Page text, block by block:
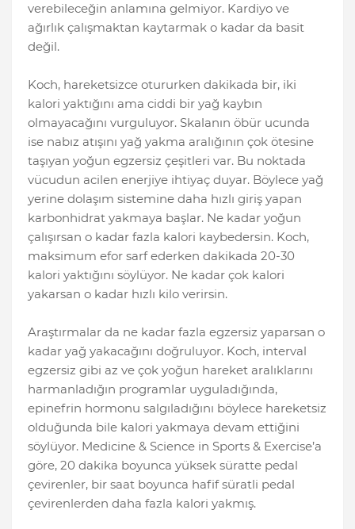
verebileceğin anlamına gelmiyor. Kardiyo ve
ağırlık çalışmaktan kaytarmak o kadar da basit
değil.
Koch, hareketsizce otururken dakikada bir, iki
kalori yaktığını ama ciddi bir yağ kaybın
olmayacağını vurguluyor. Skalanın öbür ucunda
ise nabız atışını yağ yakma aralığının çok ötesine
taşıyan yoğun egzersiz çeşitleri var. Bu noktada
vücudun acilen enerjiye ihtiyaç duyar. Böylece yağ
yerine dolaşım sistemine daha hızlı giriş yapan
karbonhidrat yakmaya başlar. Ne kadar yoğun
çalışırsan o kadar fazla kalori kaybedersin. Koch,
maksimum efor sarf ederken dakikada 20-30
kalori yaktığını söylüyor. Ne kadar çok kalori
yakarsan o kadar hızlı kilo verirsin.
Araştırmalar da ne kadar fazla egzersiz yaparsan o
kadar yağ yakacağını doğruluyor. Koch, interval
egzersiz gibi az ve çok yoğun hareket aralıklarını
harmanladığın programlar uyguladığında,
epinefrin hormonu salgıladığını böylece hareketsiz
olduğunda bile kalori yakmaya devam ettiğini
söylüyor. Medicine & Science in Sports & Exercise’a
göre, 20 dakika boyunca yüksek süratte pedal
çevirenler, bir saat boyunca hafif süratli pedal
çevirenlerden daha fazla kalori yakmış.